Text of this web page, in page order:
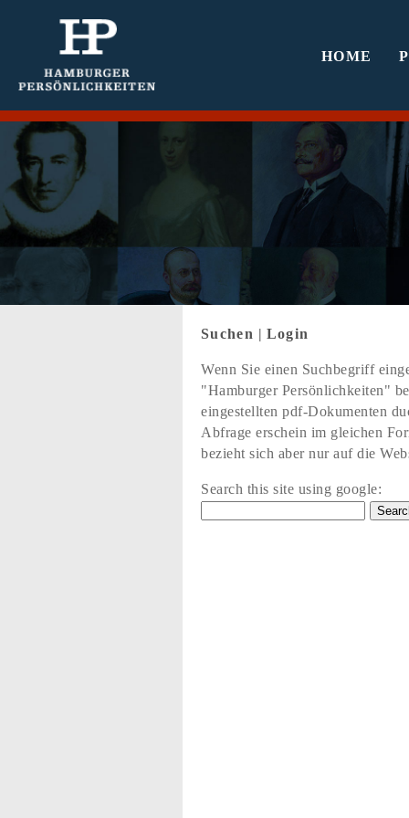
HOME
Suchen | Login
Wenn Sie einen Suchbegriff
"Hamburger Persönlichkeiten"
eingestellten pdf-Dokumenten
Abfrage erschein im gleichen
bezieht sich aber nur auf die
Search this site using google: